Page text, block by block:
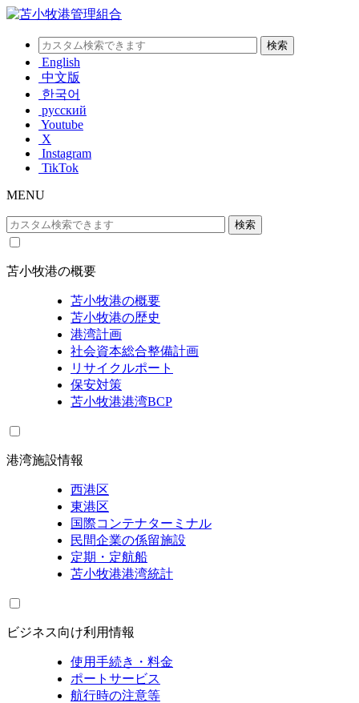
English
中文版
한국어
русский
Youtube
X
Instagram
TikTok
MENU
苫小牧港の概要
苫小牧港の概要
苫小牧港の歴史
港湾計画
社会資本総合整備計画
リサイクルポート
保安対策
苫小牧港港湾BCP
港湾施設情報
西港区
東港区
国際コンテナターミナル
民間企業の係留施設
定期・定航船
苫小牧港港湾統計
ビジネス向け利用情報
使用手続き・料金
ポートサービス
航行時の注意等